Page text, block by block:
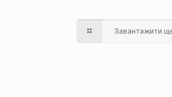
Завантажити